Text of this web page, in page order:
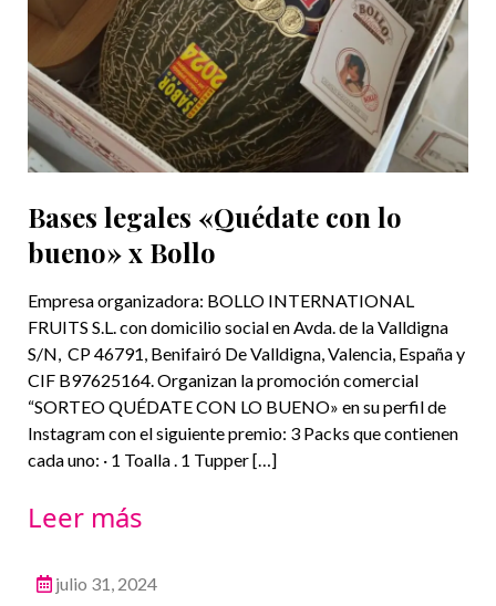
Bases legales «Quédate con lo
bueno» x Bollo
Empresa organizadora: BOLLO INTERNATIONAL
FRUITS S.L. con domicilio social en Avda. de la Valldigna
S/N, CP 46791, Benifairó De Valldigna, Valencia, España y
CIF B97625164. Organizan la promoción comercial
“SORTEO QUÉDATE CON LO BUENO» en su perfil de
Instagram con el siguiente premio: 3 Packs que contienen
cada uno: · 1 Toalla . 1 Tupper […]
Leer más
julio 31, 2024